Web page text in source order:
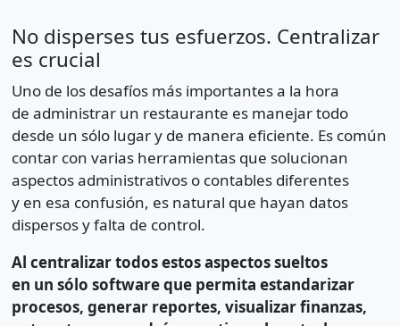
No disperses tus esfuerzos. Centralizar
es crucial
Uno de los desafíos más importantes a la hora
de administrar un restaurante es manejar todo
desde un sólo lugar y de manera eficiente. Es común
contar con varias herramientas que solucionan
aspectos administrativos o contables diferentes
y en esa confusión, es natural que hayan datos
dispersos y falta de control.
Al centralizar todos estos aspectos sueltos
en un sólo software que permita estandarizar
procesos, generar reportes, visualizar finanzas,